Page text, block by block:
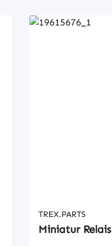
TREX.PARTS
Miniatur Relais